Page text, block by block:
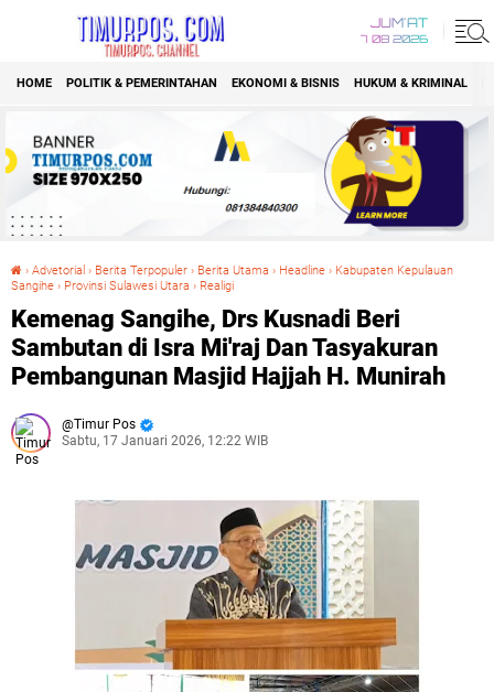
JUM'AT
7 08 2026
HOME POLITIK & PEMERINTAHAN EKONOMI & BISNIS HUKUM & KRIMINAL
› Advetorial › Berita Terpopuler › Berita Utama › Headline › Kabupaten Kepulauan
Sangihe › Provinsi Sulawesi Utara › Realigi
Kemenag Sangihe, Drs Kusnadi Beri
Sambutan di Isra Mi'raj Dan Tasyakuran
Pembangunan Masjid Hajjah H. Munirah
Timur Pos
Sabtu, 17 Januari 2026, 12:22 WIB